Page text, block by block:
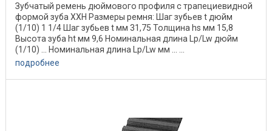
Зубчатый ремень дюймового профиля с трапециевидной
формой зуба XXH Размеры ремня: Шаг зубьев t дюйм
(1/10) 1 1/4 Шаг зубьев t мм 31,75 Толщина hs мм 15,8
Высота зуба ht мм 9,6 Номинальная длина Lp/Lw дюйм
(1/10) ... Номинальная длина Lp/Lw мм ... ...
подробнее